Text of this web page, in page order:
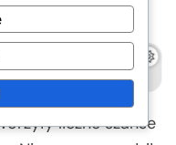
ostatecznie
turnieju.
liczne szanse